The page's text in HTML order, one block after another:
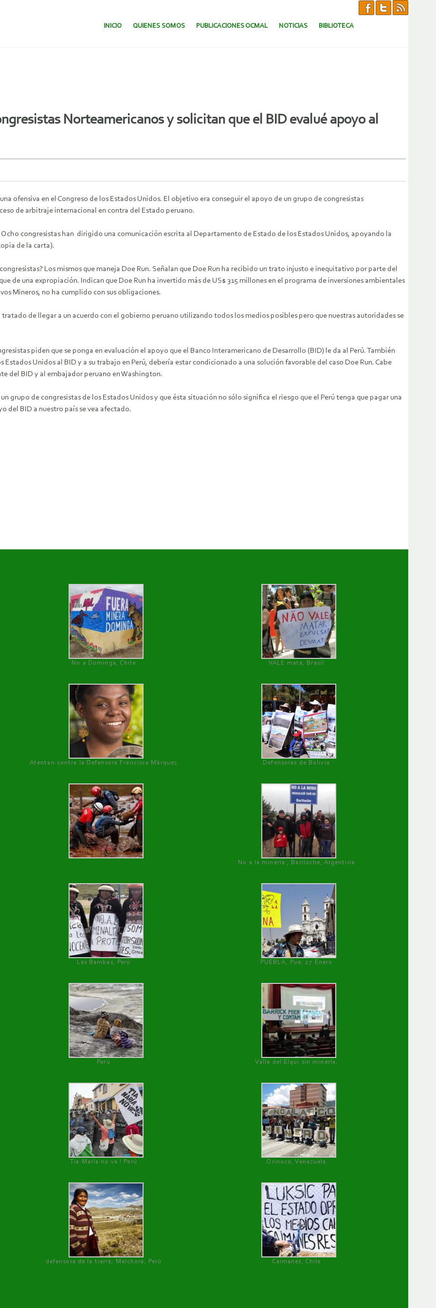
SALTAR AL CONTENIDO.
INICIO QUIENES SOMOS PUBLICACIONES OCMAL NOTICIAS BIBLIOTECA
Norteamericanos y solicitan que el BID evalué apoyo al
ofensiva en el Congreso de los Estados Unidos. El objetivo era conseguir el apoyo de un grupo de congresistas
de arbitraje internacional en contra del Estado peruano.
congresistas han dirigido una comunicación escrita al Departamento de Estado de los Estados Unidos, apoyando la
de la carta).
Los mismos que maneja Doe Run. Señalan que Doe Run ha recibido un trato injusto e inequitativo por parte del
de una expropiación. Indican que Doe Run ha invertido más de US$ 315 millones en el programa de inversiones ambientales
Mineros, no ha cumplido con sus obligaciones.
de llegar a un acuerdo con el gobierno peruano utilizando todos los medios posibles pero que nuestras autoridades se
piden que se ponga en evaluación el apoyo que el Banco Interamericano de Desarrollo (BID) le da al Perú. También
Unidos al BID y a su trabajo en Perú, debería estar condicionado a una solución favorable del caso Doe Run. Cabe
del BID y al embajador peruano en Washington.
grupo de congresistas de los Estados Unidos y que ésta situación no sólo significa el riesgo que el Perú tenga que pagar una
del BID a nuestro país se vea afectado.
No a Dominga, Chile
VALE mata, Brasil
Atentan contra la Defensora Francisca Márquez Defensoras de Bolivia
No a la minería , Bariloche, Argentina
Las Bambas, Perú PUEBLA, Pue, 27 Enero
Perú Valle del Elqui sin minería.
Tía María no va ! Perú Orinoco, Venezuela
defensora de la tierra, Melchora, Perú Caimanes, Chile